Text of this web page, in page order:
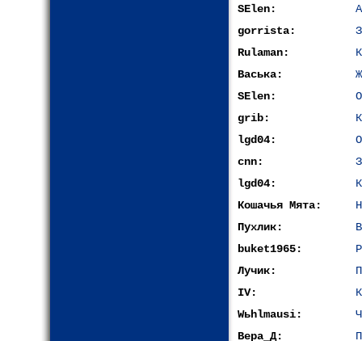
SElen:
gorrista:
Rulaman:
Васька:
SElen:
grib:
lgd04:
cnn:
lgd04:
Кошачья Мята:
Пухлик:
buket1965:
Лучик:
IV:
Wьhlmausi:
Вера_Д: